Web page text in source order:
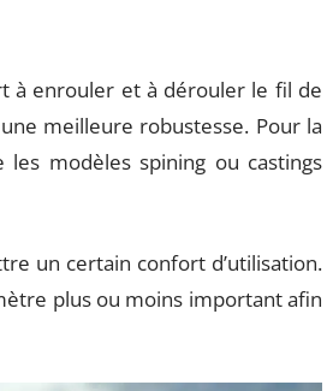
à enrouler et à dérouler le fil de
meilleure robustesse. Pour la
modèles spining ou castings
un certain confort d’utilisation.
plus ou moins important afin